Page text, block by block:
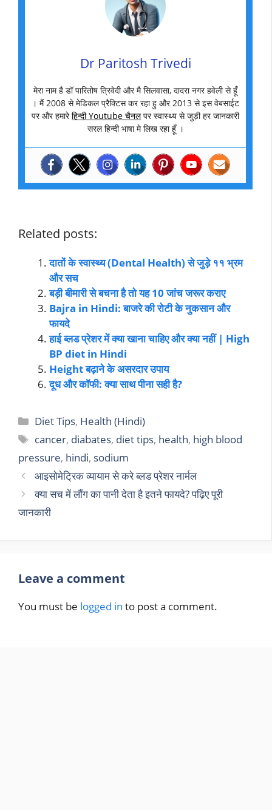
Dr Paritosh Trivedi
मेरा नाम है डॉ पारितोष त्रिवेदी और मै सिलवासा, दादरा नगर हवेली से हूँ
। मैं 2008 से मेडिकल प्रैक्टिस कर रहा हु और 2013 से इस वेबसाईट
पर और हमारेहिन्दी Youtube चैनलपर स्वास्थ्य से जुड़ी हर जानकारी
सरल हिन्दी भाषा मे लिख रहा हूँ ।
Related posts:
दातों के स्वास्थ्य (Dental Health) से जुड़े ११ भ्रम
और सच
बड़ी बीमारी से बचना है तो यह 10 जांच जरूर कराए
Bajra in Hindi: बाजरे की रोटी के नुकसान और
फायदे
हाई ब्लड प्रेशर में क्या खाना चाहिए और क्या नहीं | High
BP diet in Hindi
Height बढ़ाने के असरदार उपाय
दूध और कॉफी: क्या साथ पीना सही है?
Diet Tips, Health (Hindi)
cancer, diabates, diet tips, health, high blood
pressure, hindi, sodium
आइसोमेट्रिक व्यायाम से करे ब्लड प्रेशर नार्मल
क्या सच में लौंग का पानी देता है इतने फायदे? पढ़िए पूरी
जानकारी
Leave a comment
You must be logged in to post a comment.